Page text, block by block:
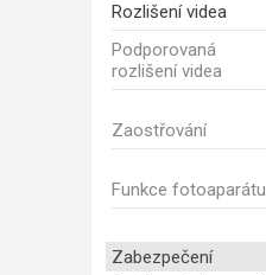
Rozlišení videa
Podporovaná
rozlišení videa
Zaostřování
Funkce fotoaparátu
Zabezpečení